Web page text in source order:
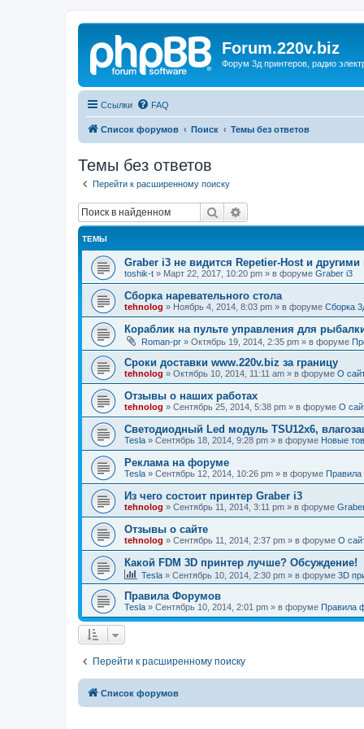
Forum.220v.biz
Форум 3д принтеров, радио
Ссылки FAQ
Список форумов Поиск Темы без ответов
Темы без ответов
Перейти к расширенному поиску
Поиск
ТЕМЫ
Graber i3 не видится Repetier-Host и другими
toshik-t » Март 22, 2017, 10:20 pm » в форуме Graber i3
Сборка наревательного стола
tehnolog » Ноябрь 4, 2014, 8:03 pm » в форуме Сборка
Кораблик на пульте управления для
Roman-pr » Октябрь 19, 2014, 2:35 pm » в форуме
Сроки доставки www.220v.biz за границу
tehnolog » Октябрь 10, 2014, 11:11 am » в форуме О
Отзывы о наших работах
tehnolog » Сентябрь 25, 2014, 5:38 pm » в форуме О
Светодиодный Led модуль TSU12х6,
Tesla » Сентябрь 18, 2014, 9:28 pm » в форуме Новые
Реклама на форуме
Tesla » Сентябрь 12, 2014, 10:26 pm » в форуме
Из чего состоит принтер Graber i3
tehnolog » Сентябрь 11, 2014, 3:11 pm » в форуме
Отзывы о сайте
tehnolog » Сентябрь 11, 2014, 2:37 pm » в форуме О
Какой FDM 3D принтер лучше? Обсуждение!
Tesla » Сентябрь 10, 2014, 2:30 pm » в форуме 3D
Правила Форумов
Tesla » Сентябрь 10, 2014, 2:01 pm » в форуме Правила
Перейти к расширенному поиску
Список форумов